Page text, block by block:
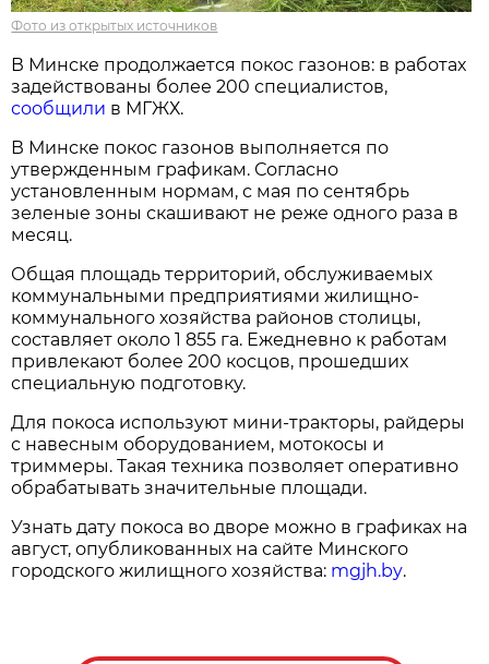
Фото из открытых источников
В Минске продолжается покос газонов: в работах
задействованы более 200 специалистов,
сообщили в МГЖХ.
В Минске покос газонов выполняется по
утвержденным графикам. Согласно
установленным нормам, с мая по сентябрь
зеленые зоны скашивают не реже одного раза в
месяц.
Общая площадь территорий, обслуживаемых
коммунальными предприятиями жилищно-
коммунального хозяйства районов столицы,
составляет около 1 855 га. Ежедневно к работам
привлекают более 200 косцов, прошедших
специальную подготовку.
Для покоса используют мини-тракторы, райдеры
с навесным оборудованием, мотокосы и
триммеры. Такая техника позволяет оперативно
обрабатывать значительные площади.
Узнать дату покоса во дворе можно в графиках на
август, опубликованных на сайте Минского
городского жилищного хозяйства: mgjh.by.